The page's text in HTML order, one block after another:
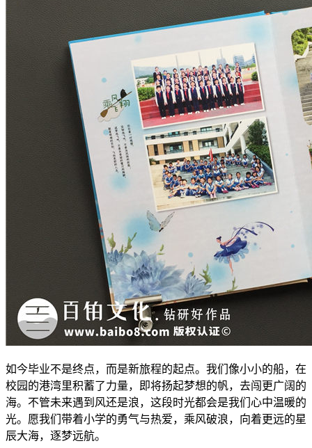
如今毕业不是终点，而是新旅程的起点。我们像小小的船，在
校园的港湾里积蓄了力量，即将扬起梦想的帆，去闯更广阔的
海。不管未来遇到风还是浪，这段时光都会是我们心中温暖的
光。愿我们带着小学的勇气与热爱，乘风破浪，向着更远的星
辰大海，逐梦远航。